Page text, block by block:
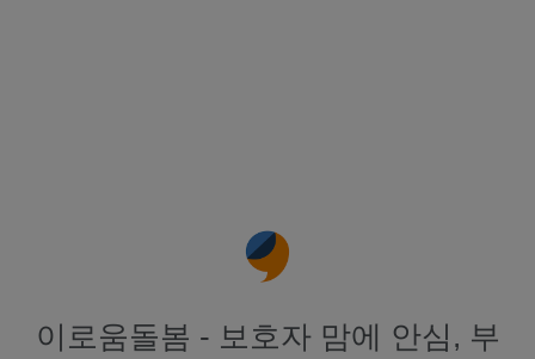
이로움돌봄 - 보호자 맘에 안심, 부